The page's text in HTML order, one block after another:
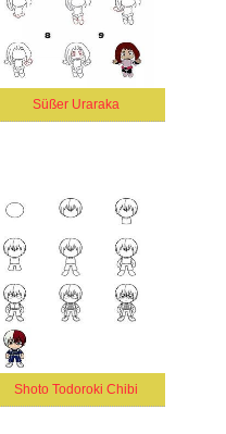
Süßer Uraraka
Shoto Todoroki Chibi